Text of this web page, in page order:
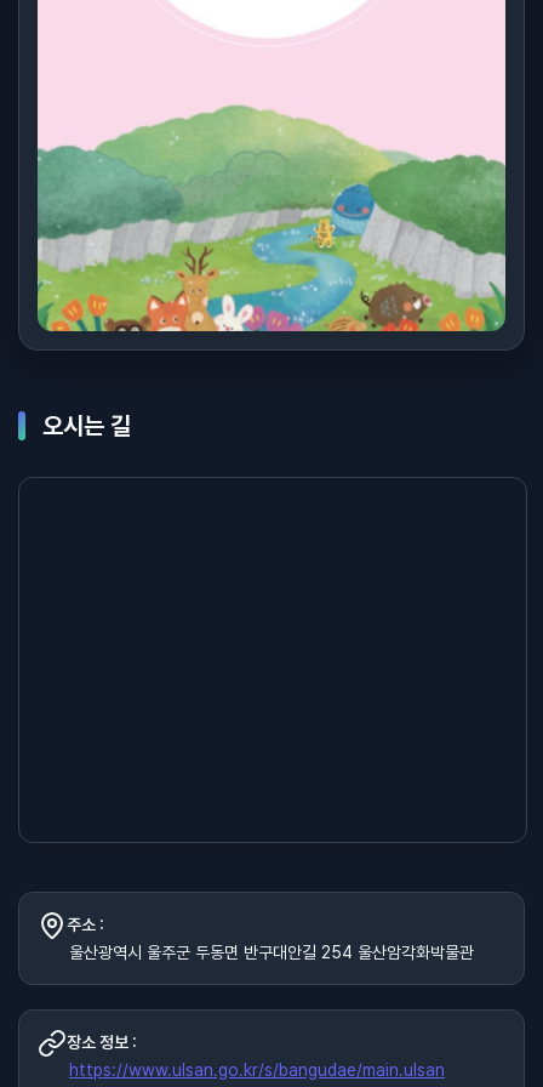
오시는 길
주소 :
울산광역시 울주군 두동면 반구대안길 254 울산암각화박물관
장소 정보 :
https://www.ulsan.go.kr/s/bangudae/main.ulsan